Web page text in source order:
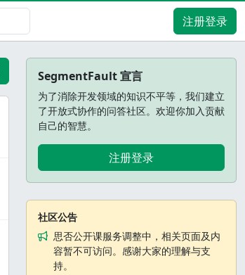
注册登录
SegmentFault 宣言
为了消除开发领域的知识不平等，我们建立
了开放式协作的问答社区。欢迎你加入贡献
自己的智慧。
注册登录
社区公告
思否公开课服务调整中，相关页面及内
容暂不可访问。感谢大家的理解与支
持。